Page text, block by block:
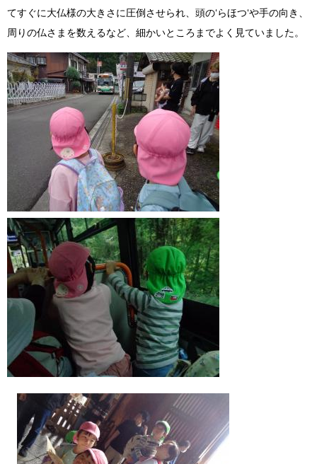
てすぐに大仏様の大きさに圧倒させられ、頭の‘らほつ‘や手の向き、
周りの仏さまを数えるなど、細かいところまでよく見ていました。